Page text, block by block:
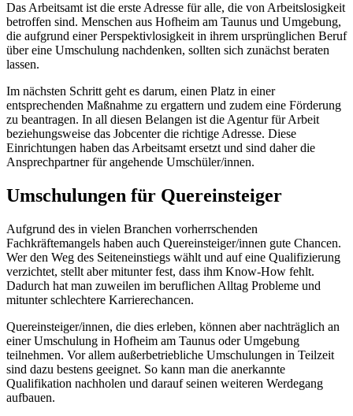
Das Arbeitsamt ist die erste Adresse für alle, die von Arbeitslosigkeit
betroffen sind. Menschen aus Hofheim am Taunus und Umgebung,
die aufgrund einer Perspektivlosigkeit in ihrem ursprünglichen Beruf
über eine Umschulung nachdenken, sollten sich zunächst beraten
lassen.
Im nächsten Schritt geht es darum, einen Platz in einer
entsprechenden Maßnahme zu ergattern und zudem eine Förderung
zu beantragen. In all diesen Belangen ist die Agentur für Arbeit
beziehungsweise das Jobcenter die richtige Adresse. Diese
Einrichtungen haben das Arbeitsamt ersetzt und sind daher die
Ansprechpartner für angehende Umschüler/innen.
Umschulungen für Quereinsteiger
Aufgrund des in vielen Branchen vorherrschenden
Fachkräftemangels haben auch Quereinsteiger/innen gute Chancen.
Wer den Weg des Seiteneinstiegs wählt und auf eine Qualifizierung
verzichtet, stellt aber mitunter fest, dass ihm Know-How fehlt.
Dadurch hat man zuweilen im beruflichen Alltag Probleme und
mitunter schlechtere Karrierechancen.
Quereinsteiger/innen, die dies erleben, können aber nachträglich an
einer Umschulung in Hofheim am Taunus oder Umgebung
teilnehmen. Vor allem außerbetriebliche Umschulungen in Teilzeit
sind dazu bestens geeignet. So kann man die anerkannte
Qualifikation nachholen und darauf seinen weiteren Werdegang
aufbauen.